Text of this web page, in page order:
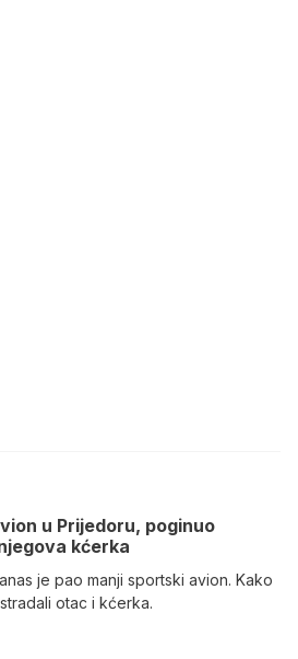
u Prijedoru, poginuo
kćerka
je pao manji sportski avion. Kako
otac i kćerka.